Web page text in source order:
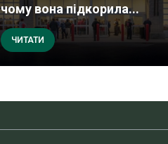
чому вона підкорила...
ЧИТАТИ